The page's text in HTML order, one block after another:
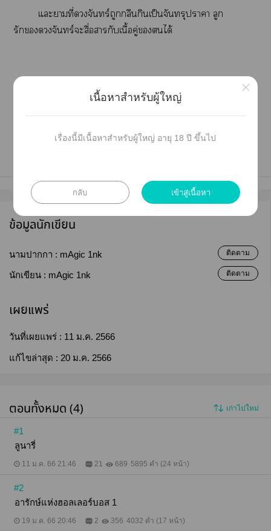
แะาที่จันทร์ถูกกลืนกินเป็นจันทรุปราคา ลูก
รักจันทร์ะสื่อากับเนื้อคู่ได้
twitter @mAgic_1nk
ข้อมูลนักเขียน
นามปากกา : mAgic 1nk ติดตาม
นักเขียน : mAgic 1nk ติดตาม
เผยแพร่
วันที่เผยแพร่ : 11 ม.ค. 2566
แก้ไขล่าสุด : 20 ม.ค. 2566
ตอนทั้งหมด (4) เก่าไปใหม่
#1
ลูนารี่
11 ม.ค. 66 21:46 21 689 5895 คำ (24 หน้า)
#2
อารักษ์แห่งฮอลเลอร์บอส 1
19 ม.ค. 66 20:46 2 356 4032 คำ (17 หน้า)
เนื้อหาสำหรับผู้ใหญ่
เรื่องนี้มีเนื้อหาสำหรับผู้ใหญ่ อายุ 18 ปี ขึ้นไป
กลับ เข้าสู่เนื้อหา
×